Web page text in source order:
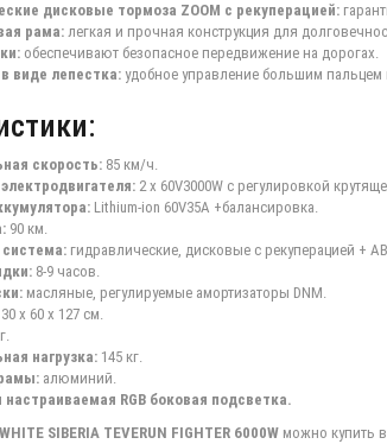
дисковые тормоза ZOOM с рекуперацией:
рама:легкая и прочная конструкция для
обеспечивают безопасное передвижение на дорогах.
виде лепестка:удобное управление большим пальцем
скорость:85 км/ч.
2 x 60V3000W с регулировкой
Lithium-ion 60V35A +балансировка.
90 км.
гидравлические, дисковые с рекуперацией +
8-9 часов.
масляные, регулируемые амортизаторы DNM.
x 60 x 127 см.
нагрузка:145 кг.
алюминий.
настраиваемая RGB боковая подсветка.
SIBERIA TEVERUN FIGHTER 6000Wможно купить в